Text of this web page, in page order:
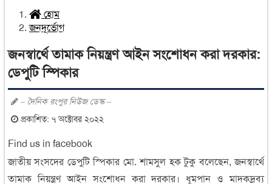
হোম
জনদূর্ভোগ
জনস্বার্থে তামাক নিয়ন্ত্রণ আইন সংশোধন করা দরকার:
ডেপুটি স্পিকার
– দৈনিক রংপুর নিউজ ডেস্ক –
প্রকাশিত: ৭ অক্টোবর ২০২২
Find us in facebook
জাতীয় সংসদের ডেপুটি স্পিকার মো. শামসুল হক টুকু বলেছেন, জনস্বার্থে
তামাক নিয়ন্ত্রণ আইন সংশোধন করা দরকার। ধূমপান ও মাদকদ্রব্য